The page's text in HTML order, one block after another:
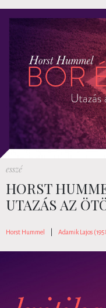
esszé
HORST
UTAZÁS AZ
Horst Hummel Adamik Lajos